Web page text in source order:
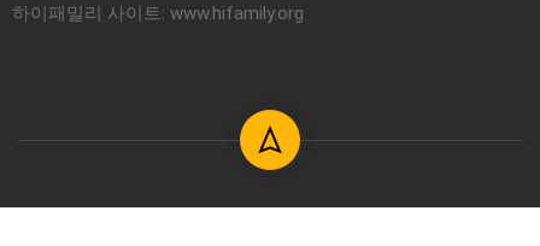
하이패밀리 사이트: www.hifamily.org